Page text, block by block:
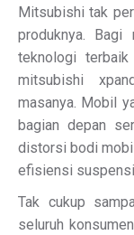
Mitsubishi tak
produknya. Bagi
teknologi
mitsubishi
masanya. Mobil
bagian depan
distorsi bodi
efisiensi
Tak cukup
seluruh